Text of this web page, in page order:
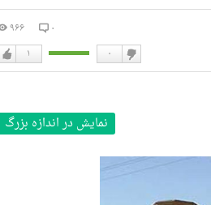
۰ ۹۶۶
۱ ۰
دوست
نمایش در اندازه بزرگ